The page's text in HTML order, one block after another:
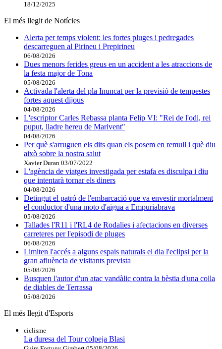
18/12/2025
El més llegit de Notícies
Alerta per temps violent: les fortes pluges i pedregades
descarreguen al Pirineu i Prepirineu
06/08/2026
Dues menors ferides greus en un accident a les atraccions de
la festa major de Tona
05/08/2026
Activada l'alerta del pla Inuncat per la previsió de tempestes
fortes aquest dijous
04/08/2026
L'escriptor Carles Rebassa planta Felip VI: "Rei de l'odi, rei
puput, lladre hereu de Marivent"
04/08/2026
Per què s'arruguen els dits quan els posem en remull i què diu
això sobre la nostra salut
Xavier Duran 03/07/2022
L'agència de viatges investigada per estafa es disculpa i diu
que intentarà tornar els diners
04/08/2026
Detingut el patró de l'embarcació que va envestir mortalment
el conductor d'una moto d'aigua a Empuriabrava
05/08/2026
Tallades l'R11 i l'RL4 de Rodalies i afectacions en diverses
carreteres per l'episodi de pluges
06/08/2026
Limiten l'accés a alguns espais naturals el dia l'eclipsi per la
gran afluència de visitants prevista
05/08/2026
Busquen l'autor d'un atac vandàlic contra la bèstia d'una colla
de diables de Terrassa
05/08/2026
El més llegit d'Esports
ciclisme
La duresa del Tour colpeja Blasi